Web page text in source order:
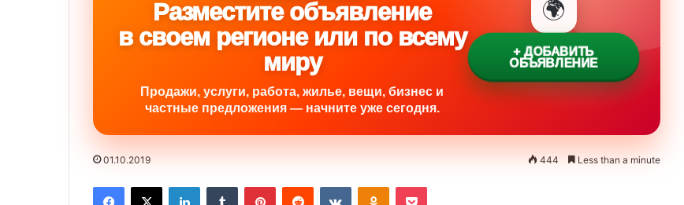
Разместите объявление
в своем регионе или по всему
миру
Продажи, услуги, работа, жилье, вещи, бизнес и
частные предложения — начните уже сегодня.
🌍
+ ДОБАВИТЬ
ОБЪЯВЛЕНИЕ
01.10.2019 444 Less than a minute